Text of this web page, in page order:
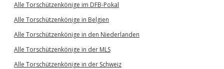
Alle Torschützenkönige im DFB-Pokal
Alle Torschützenkönige in Belgien
Alle Torschützenkönige in den Niederlanden
Alle Torschützenkönige in der MLS
Alle Torschützenkönige in der Schweiz